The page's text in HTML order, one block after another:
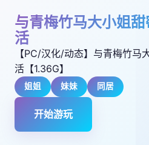
与青梅竹马大小姐
活
【PC/汉化/动态】与青梅竹马
活【1.36G】
姐姐 妹妹 同居
开始游玩